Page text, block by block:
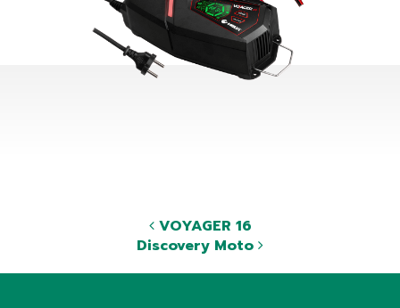
VOYAGER 16
Discovery Moto